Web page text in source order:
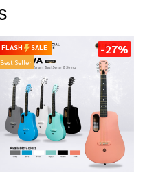
FLASH
SALE
Best Seller
-27%